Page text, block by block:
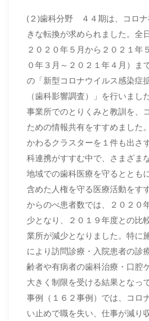
(２)歯科分野 ４４期は、コロ
きな転換が求められました。全
２０２０年５月から２０２１年
０年３月～２０２１年４月）ま
の「新型コロナウイルス感染症
（歯科影響調査）」を行いまし
事業所でのとりくみと教訓を、
ための情報共有をすすめました
かわるクラスターを１件も出さ
科連携がすすむ中で、さまざま
地域での歯科医療を守るととも
含めた人権を守る医療活動を
からのべ患者数では、２０２０
少となり、２０１９年度との比
業所が減少となりました。特に
により訪問診療・入院患者の診
齢者や有病者の歯科治療・口腔
大きく制限を受ける結果とな
事例（１６２事例）では、コロ
い止めで職を失い、仕事が減り